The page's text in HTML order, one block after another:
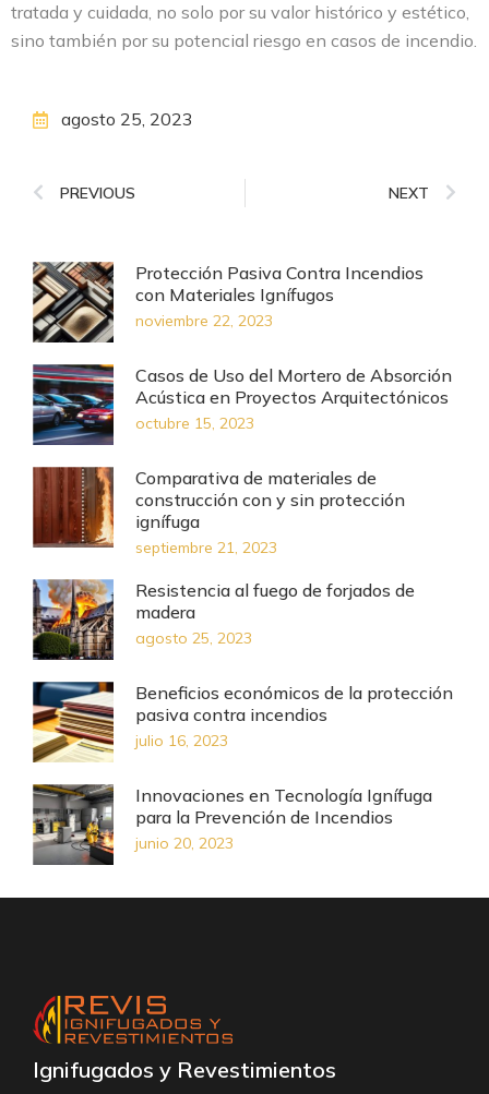
tratada y cuidada, no solo por su valor histórico y estético,
sino también por su potencial riesgo en casos de incendio.
agosto 25, 2023
PREVIOUS NEXT
Protección Pasiva Contra Incendios
con Materiales Ignífugos
noviembre 22, 2023
Casos de Uso del Mortero de Absorción
Acústica en Proyectos Arquitectónicos
octubre 15, 2023
Comparativa de materiales de
construcción con y sin protección
ignífuga
septiembre 21, 2023
Resistencia al fuego de forjados de
madera
agosto 25, 2023
Beneficios económicos de la protección
pasiva contra incendios
julio 16, 2023
Innovaciones en Tecnología Ignífuga
para la Prevención de Incendios
junio 20, 2023
Ignifugados y Revestimientos